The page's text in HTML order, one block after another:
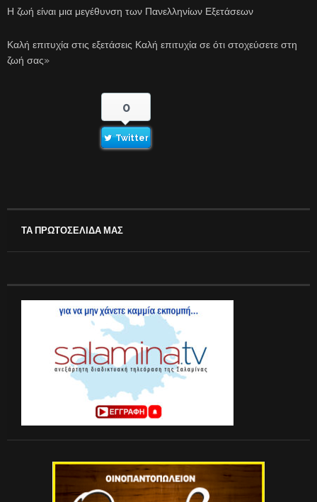
Η ζωή είναι μια μεγέθυνση των Πανελληνίων Εξετάσεων
Καλή επιτυχία στις εξετάσεις Καλή επιτυχία σε ότι στοχεύσετε στη
ζωή σας»
0
Twitter
ΤΑ ΠΡΩΤΟΣΕΛΙΔΑ ΜΑΣ